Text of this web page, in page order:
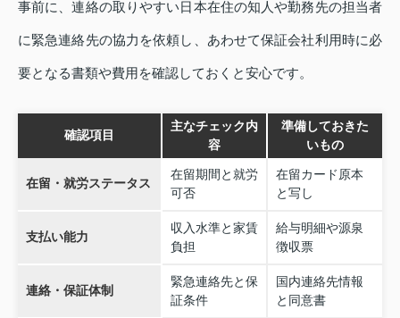
事前に、連絡の取りやすい日本在住の知人や勤務先の担当者
に緊急連絡先の協力を依頼し、あわせて保証会社利用時に必
要となる書類や費用を確認しておくと安心です。
確認項目
主なチェック内
容
準備しておきた
いもの
在留・就労ステータス
在留期間と就労
可否
在留カード原本
と写し
支払い能力
収入水準と家賃
負担
給与明細や源泉
徴収票
連絡・保証体制
緊急連絡先と保
証条件
国内連絡先情報
と同意書